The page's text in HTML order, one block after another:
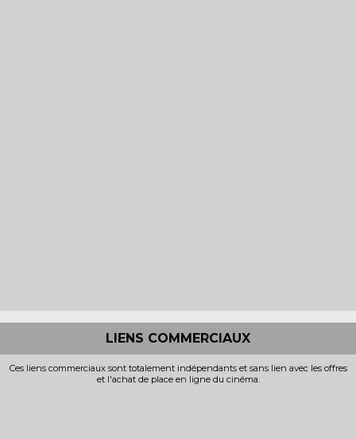
LIENS COMMERCIAUX
Ces liens commerciaux sont totalement indépendants et sans lien avec les offres
et l'achat de place en ligne du cinéma.